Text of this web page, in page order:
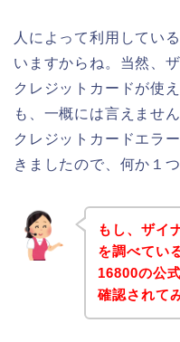
人によって利用してい
いますからね。当然、
クレジットカードが使
も、一概には言えませ
クレジットカードエラ
きましたので、何か１
もし、ザイ
を調べてい
16800の公
確認されて